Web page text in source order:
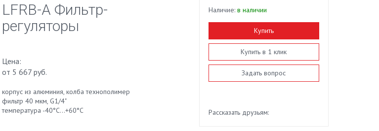
LFRB-A Фильтр-
регуляторы
Цена:
от 5 667 руб.
корпус из алюминия, колба технополимер
фильтр 40 мкм, G1/4"
температура -40°C...+60°C
Наличие:в наличии
Купить
Купить в 1 клик
Задать вопрос
Рассказать друзьям: